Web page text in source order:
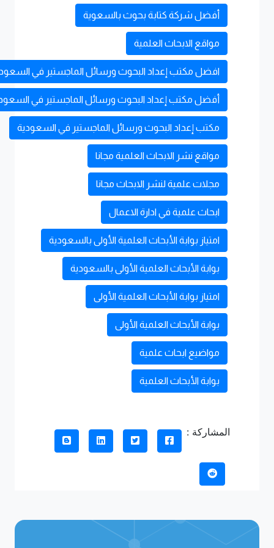
أفضل شركة كتابة بحوث بالسعوية
مواقع الابحاث العلمية
افضل مكتب إعداد البحوث ورسائل الماجستير في
أفضل مكتب إعداد البحوث ورسائل الماجستير في
مكتب إعداد البحوث ورسائل الماجستير في السعودية
مواقع نشر الابحاث العلمية مجانا
مجلات علمية لنشر الابحاث مجانا
ابحاث علمية في ادارة الاعمال
امتياز بوابة الأبحاث العلمية الأولى بالسعودية
بوابة الأبحاث العلمية الأولى بالسعودية
امتياز بوابة الأبحاث العلمية الأولى
بوابة الأبحاث العلمية الأولى
مواضيع ابحاث علمية
بوابة الأبحاث العلمية
المشاركة :